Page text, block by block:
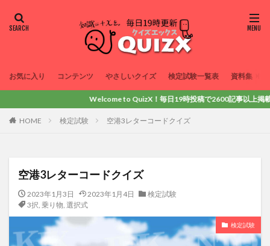
お気に入り コンテンツ やさしいクイズ 検定試験一覧表 資料集
Welcome to QuizX！毎日19時投稿で2600記事以上掲載！動画・問題集
HOME 検定試験 空港3レターコードクイズ
空港3レターコードクイズ
2023年1月3日 2023年1月4日
検定試験
3択, 乗り物, 選択式
検定試験